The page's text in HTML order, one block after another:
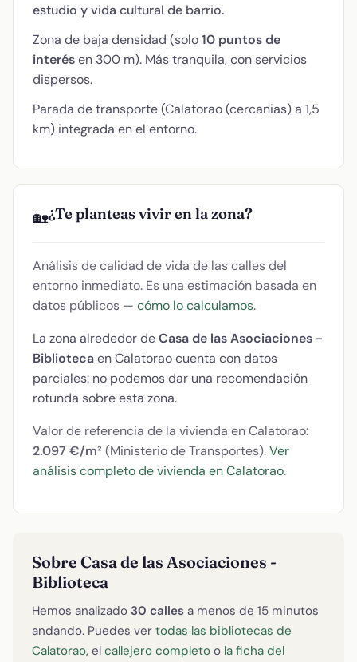
estudio y vida cultural de barrio.
Zona de baja densidad (solo10 puntos de
interésen 300 m). Más tranquila, con servicios
dispersos.
Parada de transporte (Calatorao (cercanias) a 1,5
km) integrada en el entorno.
🏡¿Te planteas vivir en la zona?
Análisis de calidad de vida de las calles del
entorno inmediato. Es una estimación basada en
datos públicos — cómo lo calculamos.
La zona alrededor deCasa de las Asociaciones -
Bibliotecaen Calatorao cuenta con datos
parciales: no podemos dar una recomendación
rotunda sobre esta zona.
Valor de referencia de la vivienda en Calatorao:
2.097 €/m² (Ministerio de Transportes).Ver
análisis completo de vivienda en Calatorao.
Sobre Casa de las Asociaciones -
Biblioteca
Hemos analizado 30 calles a menos de 15 minutos
andando. Puedes ver todas las bibliotecas de
Calatorao, el callejero completo o la ficha del